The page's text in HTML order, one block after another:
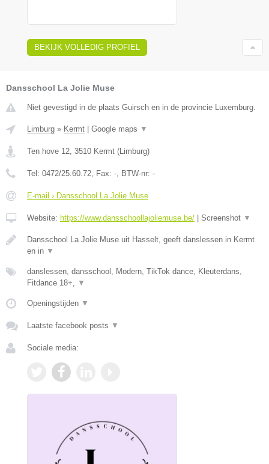
BEKIJK VOLLEDIG PROFIEL
Dansschool La Jolie Muse
Niet gevestigd in de plaats Guirsch en in de provincie Luxemburg.
Limburg » Kermt Google maps ▼
Ten hove 12 3510 Kermt ( Limburg)
Tel: 0472/25.60.72 , Fax: - , BTW-nr: -
E-mail › Dansschool La Jolie Muse
Website: https://www.dansschoollajoliemuse.be/ Screenshot ▼
Dansschool La Jolie Muse uit Hasselt, geeft danslessen in Kermt
en in ▼
danslessen, dansschool, Modern, TikTok dance, Kleuterdans,
Fitdance 18+,
▼
Openingstijden ▼
Laatste facebook posts ▼
Sociale media: